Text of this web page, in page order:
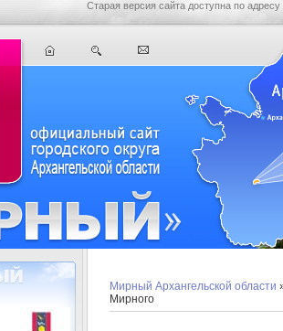
Старая версия сайта доступна по адресу
Мирный Архангельской области
Мирного